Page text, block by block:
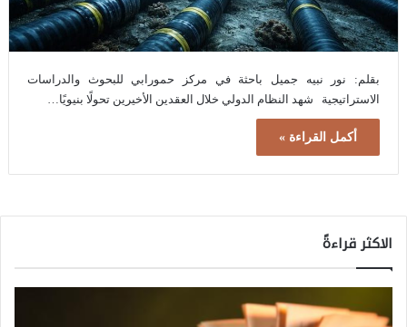
بقلم: نور نبيه جميل باحثة في مركز حمورابي للبحوث والدراسات
الاستراتيجية شهد النظام الدولي خلال العقدين الأخيرين تحولًا بنيويًا…
أكمل القراءة »
الاكثر قراءةً